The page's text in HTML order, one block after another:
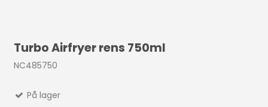
Turbo Airfryer rens 750ml
NC485750
På lager